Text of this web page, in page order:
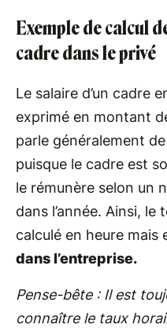
Exemple de calcul
cadre dans le privé
Le salaire d’un cadre
exprimé en montant
parle généralement
puisque le cadre est
le rémunère selon un
dans l’année. Ainsi, le
calculé en heure mais
dans l’entreprise.
Pense-bête : Il est
connaître le taux